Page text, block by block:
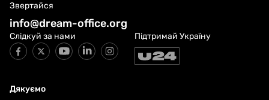
Звертайся
info@dream-office.org
Слідкуй за нами Підтримай Україну
Дякуємо